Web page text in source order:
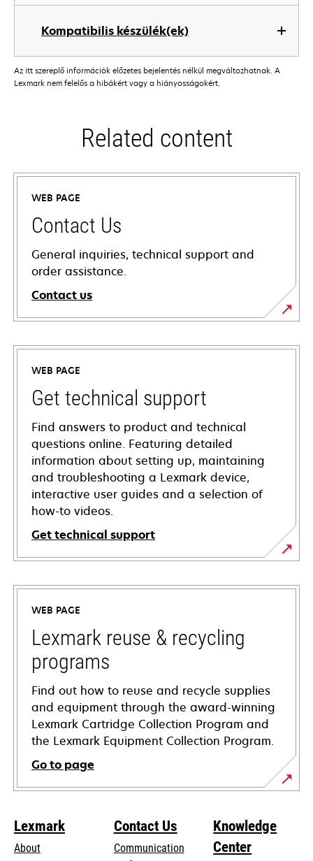
Kompatibilis készülék(ek)
Az itt szereplő információk előzetes bejelentés nélkül megváltozhatnak. A
Lexmark nem felelős a hibákért vagy a hiányosságokért.
Related content
WEB PAGE
Contact Us
General inquiries, technical support and
order assistance.
Contact us
WEB PAGE
Get technical support
Find answers to product and technical
questions online. Featuring detailed
information about setting up, maintaining
and troubleshooting a Lexmark device,
interactive user guides and a selection of
how-to videos.
Get technical support
opens
in
new
tab
WEB PAGE
Lexmark reuse & recycling
programs
Find out how to reuse and recycle supplies
and equipment through the award-winning
Lexmark Cartridge Collection Program and
the Lexmark Equipment Collection Program.
Go to page
Lexmark
About
Contact Us
Communication
Knowledge
Center